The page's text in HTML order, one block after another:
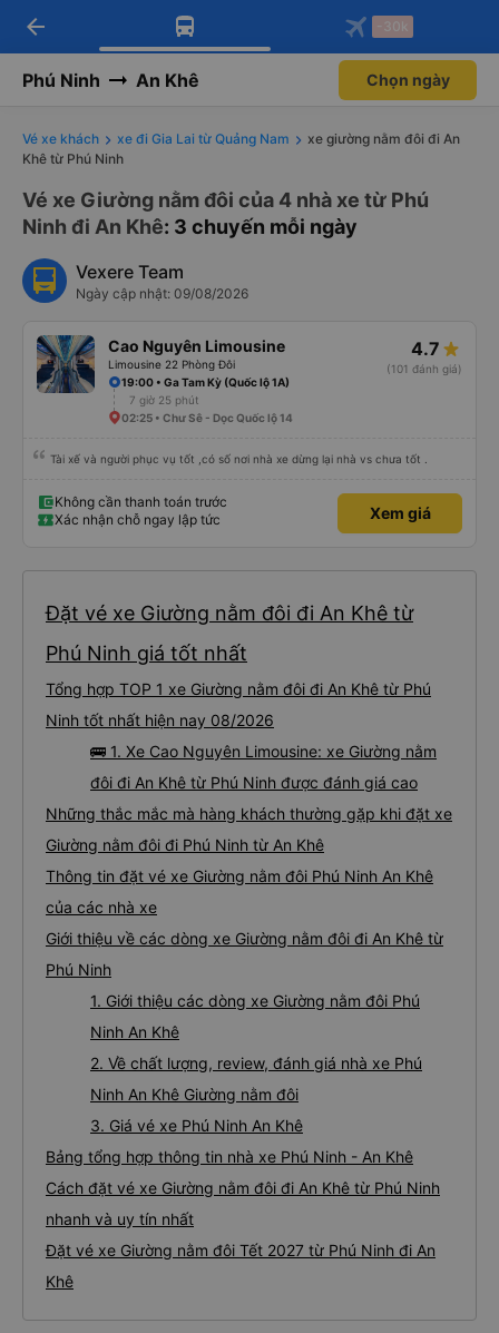
Tải app Vexere ngay!
Nhận ưu đãi thành viên độc
Mở app
Tải app Vexere
-30k/ghế khi đặt vé máy bay qua
Mở app
arrow_back -30k
Phú Ninh An Khê Chọn ngày
Vé xe khách xe đi Gia Lai từ Quảng Nam
xe giường nằm đôi đi An
Khê từ Phú Ninh
Vé xe Giường nằm đôi của 4 nhà xe từ Phú
Ninh đi An Khê: 3 chuyến mỗi ngày
Vexere Team
Ngày cập nhật: 09/08/2026
Cao Nguyên Limousine
Limousine 22 Phòng Đôi
4.7
(101 đánh giá)
19:00 • Ga Tam Kỳ (Quốc lộ 1A)
7 giờ 25 phút
02:25 • Chư Sê - Dọc Quốc lộ 14
Tài xế và người phục vụ tốt ,có số nơi nhà xe dừng lại nhà vs chưa tốt .
Không cần thanh toán trước
Xác nhận chỗ ngay lập tức
Xem giá
Đặt vé xe Giường nằm đôi đi An Khê từ
Phú Ninh giá tốt nhất
Tổng hợp TOP 1 xe Giường nằm đôi đi An Khê từ Phú
Ninh tốt nhất hiện nay 08/2026
🚌 1. Xe Cao Nguyên Limousine: xe Giường nằm
đôi đi An Khê từ Phú Ninh được đánh giá cao
Những thắc mắc mà hàng khách thường gặp khi đặt xe
Giường nằm đôi đi Phú Ninh từ An Khê
Thông tin đặt vé xe Giường nằm đôi Phú Ninh An Khê
của các nhà xe
Giới thiệu về các dòng xe Giường nằm đôi đi An Khê từ
Phú Ninh
1. Giới thiệu các dòng xe Giường nằm đôi Phú
Ninh An Khê
2. Về chất lượng, review, đánh giá nhà xe Phú
Ninh An Khê Giường nằm đôi
3. Giá vé xe Phú Ninh An Khê
Bảng tổng hợp thông tin nhà xe Phú Ninh - An Khê
Cách đặt vé xe Giường nằm đôi đi An Khê từ Phú Ninh
nhanh và uy tín nhất
Đặt vé xe Giường nằm đôi Tết 2027 từ Phú Ninh đi An
Khê